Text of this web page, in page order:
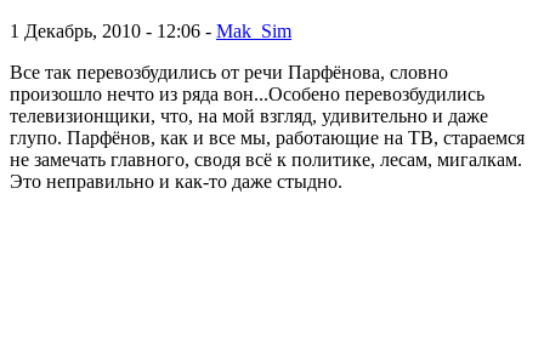
1 Декабрь, 2010 - 12:06 - Mak_Sim
Все так перевозбудились от речи Парфёнова, словно
произошло нечто из ряда вон...Особено перевозбудились
телевизионщики, что, на мой взгляд, удивительно и даже
глупо. Парфёнов, как и все мы, работающие на ТВ, стараемся
не замечать главного, сводя всё к политике, лесам, мигалкам.
Это неправильно и как-то даже стыдно.